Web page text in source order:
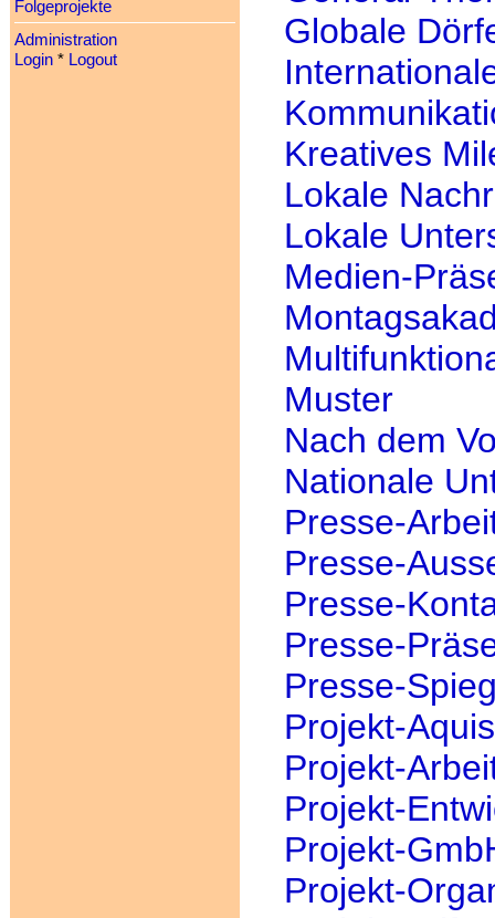
Folgeprojekte
Administration
Login* Logout
Globale
Kreatives
Lokale
Lokale
Medien-
Muster
Nach dem
Nationale
Presse-
Presse-
Presse-
Presse-
Presse-
Projekt-
Projekt-
Projekt-
Projekt-
Projekt-